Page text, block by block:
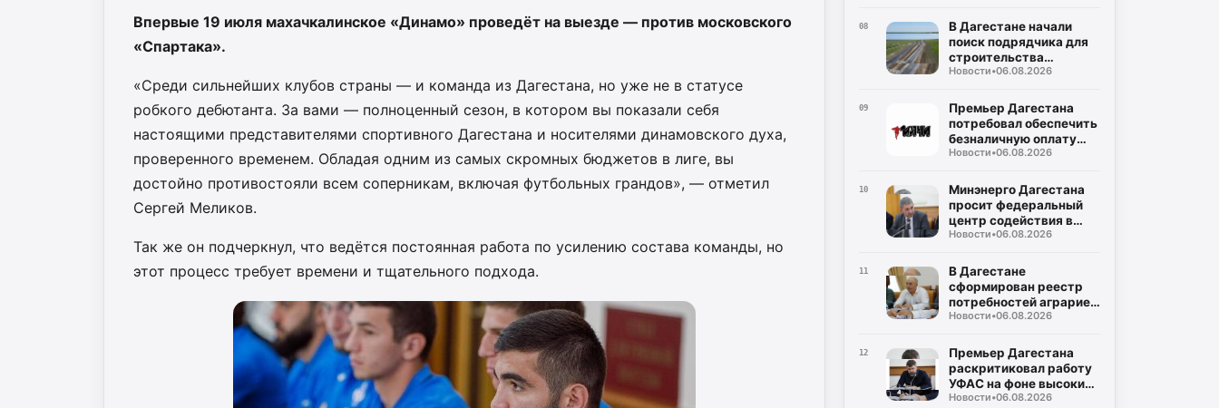
Впервые 19 июля махачкалинское «Динамо» проведёт на выезде — против московского
«Спартака».
«Среди сильнейших клубов страны — и команда из Дагестана, но уже не в статусе
робкого дебютанта. За вами — полноценный сезон, в котором вы показали себя
настоящими представителями спортивного Дагестана и носителями динамовского духа,
проверенного временем. Обладая одним из самых скромных бюджетов в лиге, вы
достойно противостояли всем соперникам, включая футбольных грандов», — отметил
Сергей Меликов.
Так же он подчеркнул, что ведётся постоянная работа по усилению состава команды, но
этот процесс требует времени и тщательного подхода.
08
В Дагестане начали
поиск подрядчика для
строительства
северного обхода
Новости•06.08.2026
09
Премьер Дагестана
потребовал обеспечить
безналичную оплату
проезда во всем
транспорте
Новости•06.08.2026
10
Минэнерго Дагестана
просит федеральный
центр содействия в
поставках оплаченного
Новости•06.08.2026
11
В Дагестане
сформирован реестр
потребностей аграриев
в ГСМ на период
Новости•06.08.2026
12
Премьер Дагестана
раскритиковал работу
УФАС на фоне высоких
цен на топливо
Новости•06.08.2026